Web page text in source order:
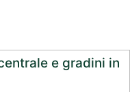
e gradini in